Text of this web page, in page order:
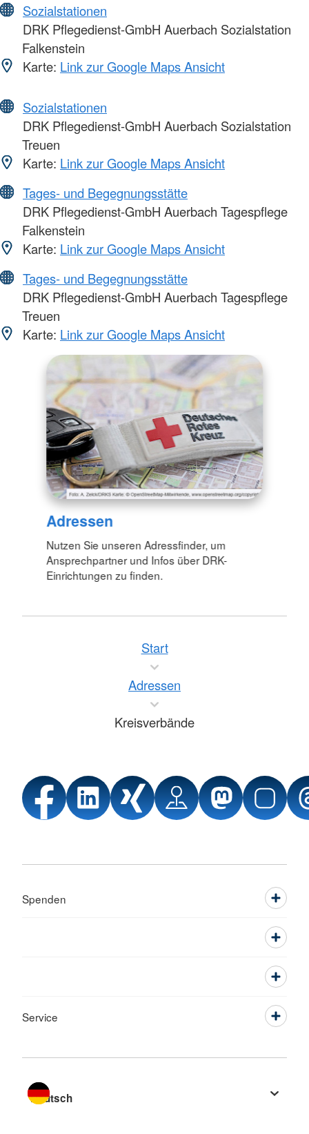
Sozialstationen
DRK Pflegedienst-GmbH Auerbach Sozialstation
Falkenstein
Karte: Link zur Google Maps Ansicht
Sozialstationen
DRK Pflegedienst-GmbH Auerbach Sozialstation
Treuen
Karte: Link zur Google Maps Ansicht
Tages- und Begegnungsstätte
DRK Pflegedienst-GmbH Auerbach Tagespflege
Falkenstein
Karte: Link zur Google Maps Ansicht
Tages- und Begegnungsstätte
DRK Pflegedienst-GmbH Auerbach Tagespflege
Treuen
Karte: Link zur Google Maps Ansicht
Adressen
Nutzen Sie unseren Adressfinder, um
Ansprechpartner und Infos über DRK-
Einrichtungen zu finden.
Start
Adressen
Kreisverbände
Spenden
Service
Sprache wechseln zu